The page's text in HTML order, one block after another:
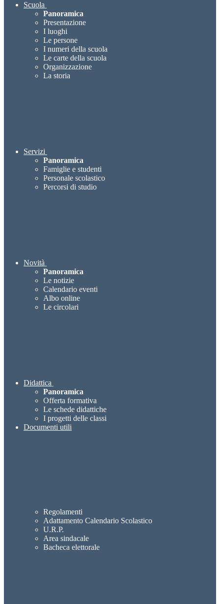
Scuola
Panoramica
Presentazione
I luoghi
Le persone
I numeri della scuola
Le carte della scuola
Organizzazione
La storia
Servizi
Panoramica
Famiglie e studenti
Personale scolastico
Percorsi di studio
Novità
Panoramica
Le notizie
Calendario eventi
Albo online
Le circolari
Didattica
Panoramica
Offerta formativa
Le schede didattiche
I progetti delle classi
Documenti utili
Regolamenti
Adattamento Calendario Scolastico
U.R.P.
Area sindacale
Bacheca elettorale